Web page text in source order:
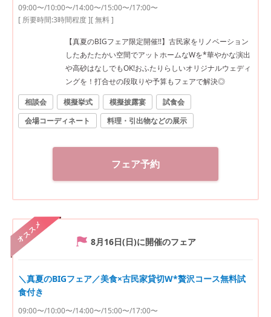
09:00〜/10:00〜/14:00〜/15:00〜/17:00〜
[ 所要時間:3時間程度][ 無料 ]
【真夏のBIGフェア限定開催!!】古民家をリノベーション
したあたたかい空間でアットホームなWを*華やかな演出
や高砂はなしでもOK!おふたりらしいオリジナルウェディ
ングを！打合せの段取りや予算もフェアで解決◎
相談会
模擬挙式 模擬披露宴
試食会
会場コーディネート
料理・引出物などの展示
フェア予約
オススメ 8月16日(日)に開催のフェア
＼真夏のBIGフェア／美食×古民家貸切W*贅沢コース無料試
食付き
09:00〜/10:00〜/14:00〜/15:00〜/17:00〜